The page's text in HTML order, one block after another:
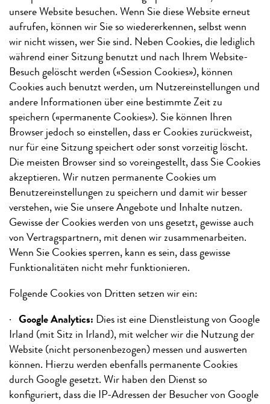
unsere Website besuchen. Wenn Sie diese Website erneut
aufrufen, können wir Sie so wiedererkennen, selbst wenn
wir nicht wissen, wer Sie sind. Neben Cookies, die lediglich
während einer Sitzung benutzt und nach Ihrem Website-
Besuch gelöscht werden («Session Cookies»), können
Cookies auch benutzt werden, um Nutzereinstellungen und
andere Informationen über eine bestimmte Zeit zu
speichern («permanente Cookies»). Sie können Ihren
Browser jedoch so einstellen, dass er Cookies zurückweist,
nur für eine Sitzung speichert oder sonst vorzeitig löscht.
Die meisten Browser sind so voreingestellt, dass Sie Cookies
akzeptieren. Wir nutzen permanente Cookies um
Benutzereinstellungen zu speichern und damit wir besser
verstehen, wie Sie unsere Angebote und Inhalte nutzen.
Gewisse der Cookies werden von uns gesetzt, gewisse auch
von Vertragspartnern, mit denen wir zusammenarbeiten.
Wenn Sie Cookies sperren, kann es sein, dass gewisse
Funktionalitäten nicht mehr funktionieren.
Folgende Cookies von Dritten setzen wir ein:
· Google Analytics: Dies ist eine Dienstleistung von Google
Irland (mit Sitz in Irland), mit welcher wir die Nutzung der
Website (nicht personenbezogen) messen und auswerten
können. Hierzu werden ebenfalls permanente Cookies
durch Google gesetzt. Wir haben den Dienst so
konfiguriert, dass die IP-Adressen der Besucher von Google